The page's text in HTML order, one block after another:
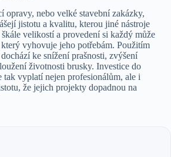
opravy, nebo velké stavební zakázky,
jistotu a kvalitu, kterou jiné nástroje
velikostí a provedení si každý může
vyhovuje jeho potřebám. Použitím
ke snížení prašnosti, zvýšení
životnosti brusky. Investice do
tak vyplatí nejen profesionálům, ale i
že jejich projekty dopadnou na